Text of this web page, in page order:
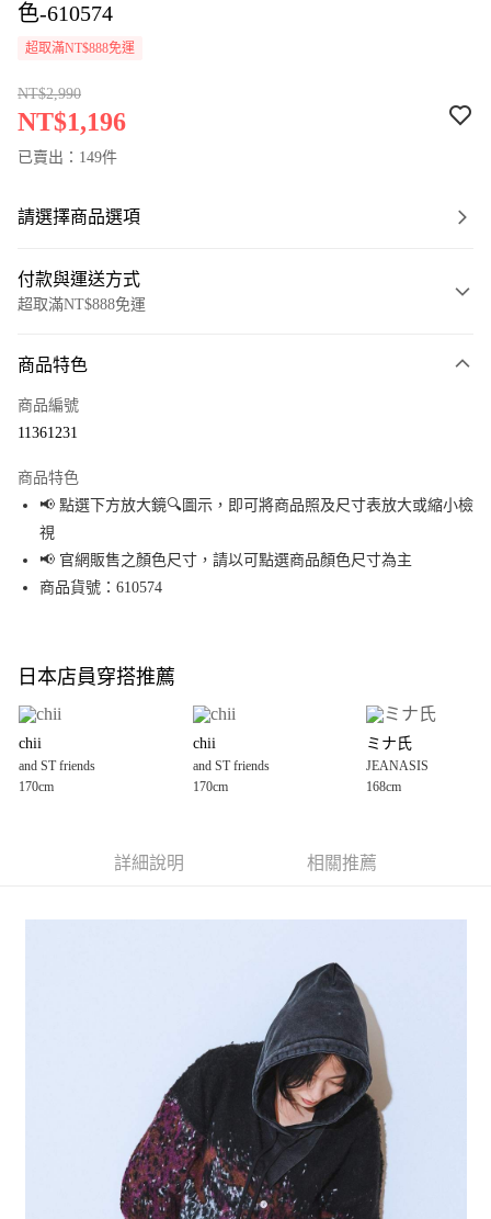
色-610574
超取滿NT$888免運
NT$2,990
NT$1,196
已賣出：149件
請選擇商品選項
付款與運送方式
超取滿NT$888免運
信用卡一次付款
Apple Pay
街口支付
悠遊付
全盈+PAY
大哥付你分期
1.本服務由台灣大哥大提供，台灣大哥大用戶可立即使用無須另外申請。
2.付款方式選擇「大哥付你分期」，訂單成立後會自動跳轉到大哥付的交易
3.實際核准額度、可分期數及費用金額請依後續交易確認頁面所載為準。
4.訂單成立30分鐘內，如未前往確認交易或遇審核未通過，訂單將自動取
2.透過簡訊連結打開帳單後，可選擇「超商條碼／台灣大直營門市／銀行轉
帳／街口支付／iPASS MONEY」等通路繳費。
1.本服務係由「台灣大哥大股份有限公司」（以下簡稱本公司）所提供，讓
用戶於交易時，得透過本服務購買商品或服務，並由商店將買賣／分期付款
買賣價金債權讓與本公司後，依約使用本公司帳單繳交帳款。
2.基於同意付款使用「大哥付你分期」之契約關係目的，商店將以您的個人
資料（包含姓名、電話或地址）提供予台灣大哥大進項蒐集、處理及利用，
由本公司與您本人進行分期帳單所需資料之確認、核對及更正。
3.完整用戶服務條款，請詳閱以下連結： https://oppay.tw/userRule
AFTEE先享後付
３．安心：先確認商品／服務後，再付款。
１．於結帳方式選擇「AFTEE先享後付」後，將跳轉至「AFTEE先享後付」
結帳頁面，進行簡訊認證並確認金額後，即可完成結帳。
２．訂單成立數日內，您將收到繳費通知簡訊。
３．收到繳費通知簡訊後14天內，點擊此簡訊中的連結，可透過四大超商／
ATM／網路銀行／等多元方式進行付款，方視為交易完成。
※ 請注意：結帳手續完成當下不需立刻繳費，但若您需要取消訂單，請聯絡
購買商品的店家。未經商家同意取消之訂單仍視為有效，需透過AFTEE先享
※ 交易是否成功請以「AFTEE先享後付 」之結帳頁面顯示為準，若有關於
是否繳費成功／繳費後需取消欲退款等相關疑問，請聯繫「AFTEE先享後付
https://netprotections.freshdesk.com/support/home
每筆NT$80，滿NT$888(含以上)免運費
每筆NT$80，滿NT$1,500(含以上)免運費
每筆NT$80，滿NT$1,500(含以上)免運費
每筆NT$80，滿NT$1,500(含以上)免運費
商品特色
商品編號
11361231
商品特色
📢 點選下方放大鏡🔍圖示，即可將商品照及尺寸表放大或縮小檢
視
📢 官網販售之顏色尺寸，請以可點選商品顏色尺寸為主
商品貨號：610574
日本店員穿搭推薦
chii
and ST friends
170cm
chii
and ST friends
170cm
ミナ氏
JEANASIS
168cm
詳細說明 相關推薦